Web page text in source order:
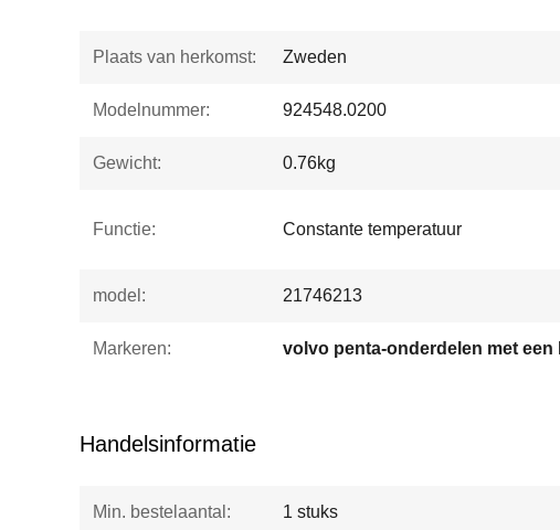
Plaats van herkomst: Zweden
Modelnummer: 924548.0200
Gewicht: 0.76kg
Functie: Constante temperatuur
model: 21746213
Markeren:
Handelsinformatie
Min. bestelaantal: 1 stuks